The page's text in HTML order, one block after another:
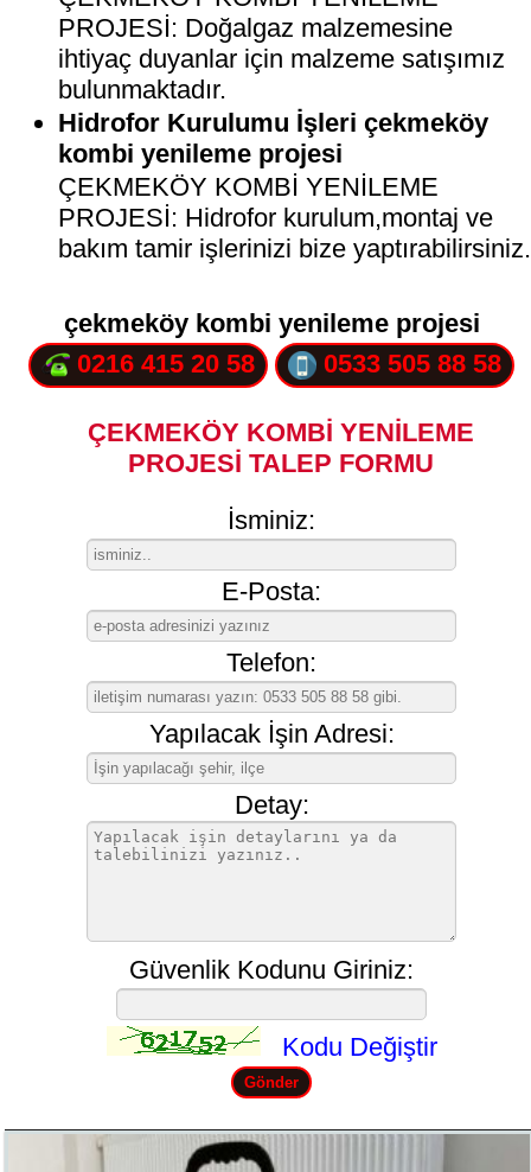
PROJESİ: Doğalgaz malzemesine
ihtiyaç duyanlar için malzeme satışımız
bulunmaktadır.
Hidrofor Kurulumu İşleri çekmeköy
kombi yenileme projesi
ÇEKMEKÖY KOMBİ YENİLEME
PROJESİ: Hidrofor kurulum,montaj ve
bakım tamir işlerinizi bize yaptırabilirsiniz.
çekmeköy kombi yenileme projesi
0216 415 20 58
0533 505 88 58
ÇEKMEKÖY KOMBİ YENİLEME
PROJESİ TALEP FORMU
İsminiz:
E-Posta:
Telefon:
Yapılacak İşin Adresi:
Detay:
Güvenlik Kodunu Giriniz:
Kodu Değiştir